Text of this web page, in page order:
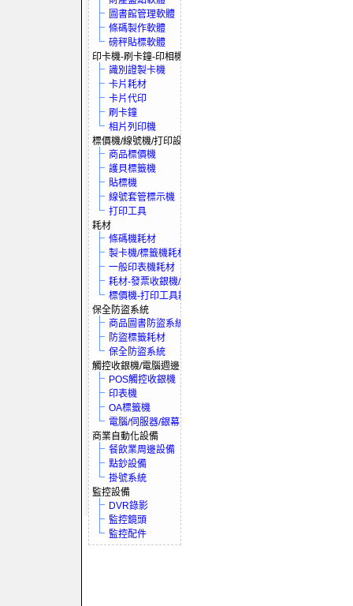
圖書館管理軟體
條碼製作軟體
磅秤貼標軟體
印卡機-刷卡鐘-印相機
識別證製卡機
卡片耗材
卡片代印
刷卡鐘
相片列印機
標價機/線號機/打印設備
商品標價機
護貝標籤機
貼標機
線號套管標示機
打印工具
耗材
條碼機耗材
製卡機/標籤機耗材
一般印表機耗材
耗材-發票收銀機/保全系統
標價機-打印工具耗材
保全防盜系統
商品圖書防盜系統
防盜標籤耗材
保全防盜系統
觸控收銀機/電腦週邊
POS觸控收銀機
印表機
OA標籤機
電腦/伺服器/銀幕
商業自動化設備
餐飲業周邊設備
點鈔設備
掛號系統
監控設備
DVR錄影
監控鏡頭
監控配件